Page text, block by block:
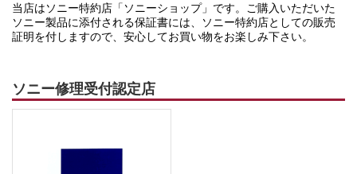
当店はソニー特約店「ソニーショップ」です。ご購入いただいた
ソニー製品に添付される保証書には、ソニー特約店としての販売
証明を付しますので、安心してお買い物をお楽しみ下さい。
ソニー修理受付認定店